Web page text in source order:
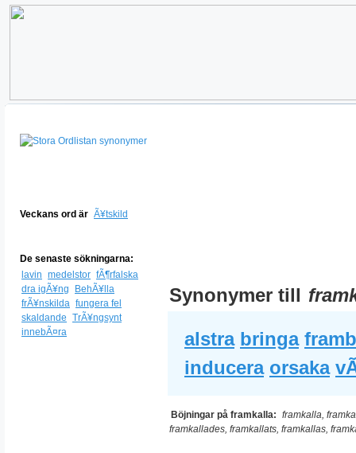
Veckans ord är Ã¥tskild
De senaste sökningarna:
lavin medelstor fÃ¶rfalska
dra igÃ¥ng
BehÃ¥lla
frÃ¥nskilda fungera fel
skaldande TrÃ¥ngsynt
innebÃ¤ra
Synonymer till
alstra bringa
inducera orsaka
Böjningar på framkalla: framkalla,
framkallades, framkallats, framkallas,